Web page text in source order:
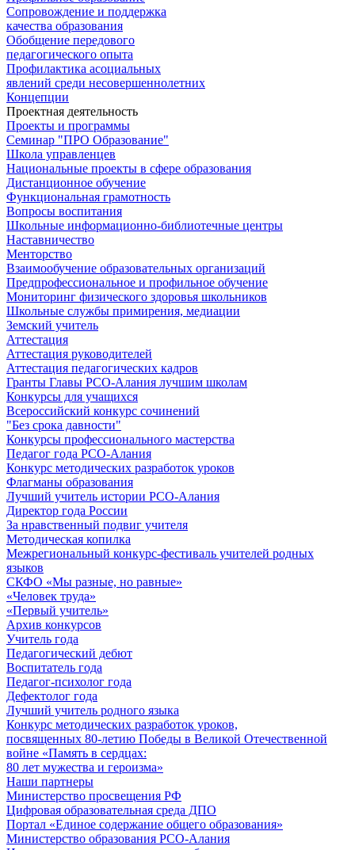
Сопровождение и поддержка
качества образования
Обобщение передового
педагогического опыта
Профилактика асоциальных
явлений среди несовершеннолетних
Концепции
Проектная деятельность
Проекты и программы
Семинар "ПРО Образование"
Школа управленцев
Национальные проекты в сфере образования
Дистанционное обучение
Функциональная грамотность
Вопросы воспитания
Школьные информационно-библиотечные центры
Наставничество
Менторство
Взаимообучение образовательных организаций
Предпрофессиональное и профильное обучение
Мониторинг физического здоровья школьников
Школьные службы примирения, медиации
Земский учитель
Аттестация
Аттестация руководителей
Аттестация педагогических кадров
Гранты Главы РСО-Алания лучшим школам
Конкурсы для учащихся
Всероссийский конкурс сочинений
"Без срока давности"
Конкурсы профессионального мастерства
Педагог года РСО-Алания
Конкурс методических разработок уроков
Флагманы образования
Лучший учитель истории РСО-Алания
Директор года России
За нравственный подвиг учителя
Методическая копилка
Межрегиональный конкурс-фестиваль учителей родных
языков
СКФО «Мы разные, но равные»
«Человек труда»
«Первый учитель»
Архив конкурсов
Учитель года
Педагогический дебют
Воспитатель года
Педагог-психолог года
Дефектолог года
Лучший учитель родного языка
Конкурс методических разработок уроков,
посвященных 80-летию Победы в Великой Отечественной
войне «Память в сердцах:
80 лет мужества и героизма»
Наши партнеры
Министерство просвещения РФ
Цифровая образовательная среда ДПО
Портал «Единое содержание общего образования»
Министерство образования РСО-Алания